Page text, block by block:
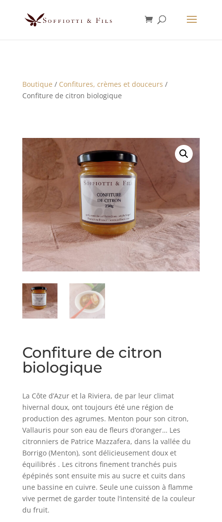
Boutique / Confitures, crèmes et douceurs /
Confiture de citron biologique
Confiture de citron
biologique
La Côte d’Azur et la Riviera, de par leur climat
hivernal doux, ont toujours été une région de
production des agrumes. Menton pour son citron,
Vallauris pour son eau de fleurs d’oranger… Les
citronniers de Patrice Mazzafera, dans la vallée du
Borrigo (Menton), sont délicieusement doux et
équilibrés . Les citrons finement tranchés puis
épépinés sont ensuite mis au sucre et cuits dans
une bassine en cuivre. Seule une cuisson à flamme
vive permet de garder toute l’intensité de la couleur
du fruit.